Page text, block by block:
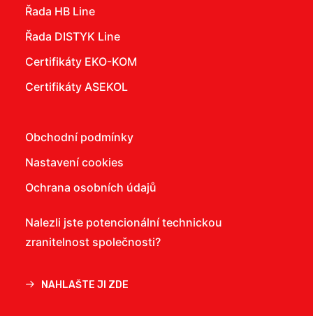
Řada HB Line
Řada DISTYK Line
Certifikáty EKO-KOM
Certifikáty ASEKOL
Obchodní podmínky
Nastavení cookies
Ochrana osobních údajů
Nalezli jste potencionální technickou
zranitelnost společnosti?
NAHLAŠTE JI ZDE